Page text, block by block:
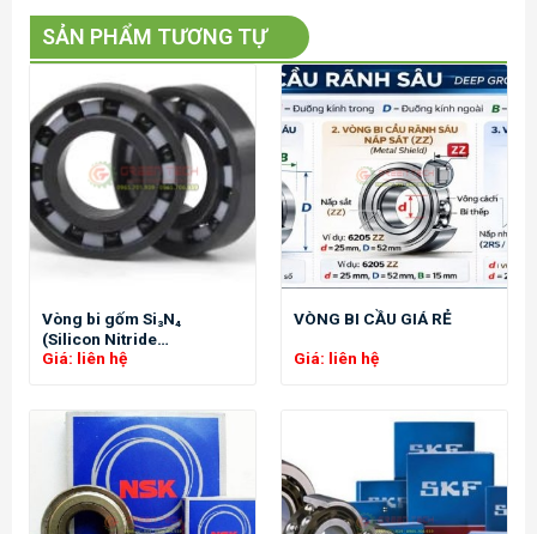
SẢN PHẨM TƯƠNG TỰ
Vòng bi gốm Si₃N₄
(Silicon Nitride
Hybrid/Full Ceramic
Giá: liên hệ
VÒNG BI CẦU GIÁ RẺ
Giá: liên hệ